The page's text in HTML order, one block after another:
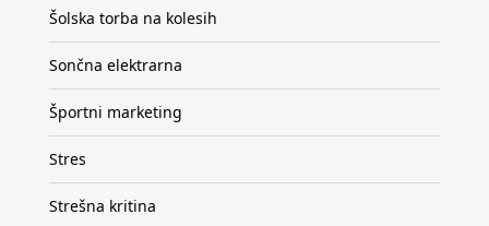
Šolska torba na kolesih
Sončna elektrarna
Športni marketing
Stres
Strešna kritina